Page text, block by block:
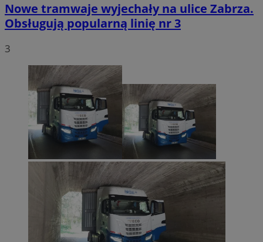
Nowe tramwaje wyjechały na ulice Zabrza.
Obsługują popularną linię nr 3
3